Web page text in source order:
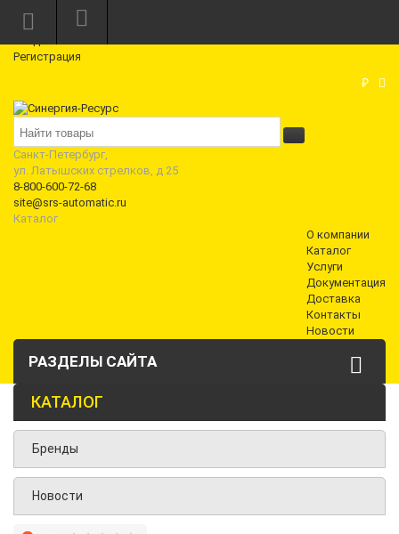
Режим работы: Пн—Пт: 10:00—18:00
Регистрация
₽
Санкт-Петербург,
ул. Латышских стрелков, д 25
8-800-600-72-68
site@srs-automatic.ru
Каталог
О компании
Каталог
Услуги
Документация
Доставка
Контакты
Новости
РАЗДЕЛЫ САЙТА
КАТАЛОГ
Бренды
Новости